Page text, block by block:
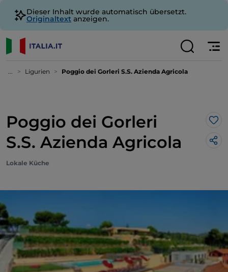
Dieser Inhalt wurde automatisch übersetzt.
Originaltext anzeigen.
... Ligurien Poggio dei Gorleri S.S. Azienda Agricola
Poggio dei Gorleri
S.S. Azienda Agricola
Lokale Küche